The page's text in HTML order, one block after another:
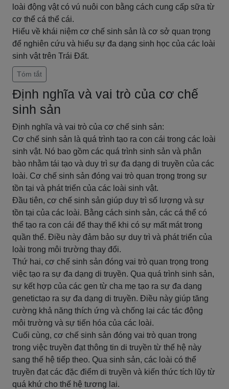
loài động vật có vú nuôi con bằng cách cung cấp sữa từ
cơ thể cá thể cái.
Hiểu về khái niệm cơ chế sinh sản là cơ sở quan trọng
để nghiên cứu và hiểu sự đa dạng sinh học của các loài
sinh vật trên Trái Đất.
Tóm tắt
Định nghĩa và vai trò của cơ chế
sinh sản
Định nghĩa và vai trò của cơ chế sinh sản:
Cơ chế sinh sản là quá trình tạo ra con cái trong các loài
sinh vật. Nó bao gồm các quá trình sinh sản và phân
bào nhằm tái tạo và duy trì sự đa dạng di truyền của các
loài. Cơ chế sinh sản đóng vai trò quan trọng trong sự
tồn tại và phát triển của các loài sinh vật.
Đầu tiên, cơ chế sinh sản giúp duy trì số lượng và sự
tồn tại của các loài. Bằng cách sinh sản, các cá thể có
thể tạo ra con cái để thay thế khi có sự mất mát trong
quần thể. Điều này đảm bảo sự duy trì và phát triển của
loài trong môi trường thay đổi.
Thứ hai, cơ chế sinh sản đóng vai trò quan trọng trong
việc tạo ra sự đa dạng di truyền. Qua quá trình sinh sản,
sự kết hợp của các gen từ cha mẹ tạo ra sự đa dạng
genetictạo ra sự đa dạng di truyền. Điều này giúp tăng
cường khả năng thích ứng và chống lại các tác động
môi trường và sự tiến hóa của các loài.
Cuối cùng, cơ chế sinh sản đóng vai trò quan trọng
trong việc truyền đạt thông tin di truyền từ thế hệ này
sang thế hệ tiếp theo. Qua sinh sản, các loài có thể
truyền đạt các đặc điểm di truyền và kiến thức tích lũy từ
quá khứ cho thế hệ tương lai.